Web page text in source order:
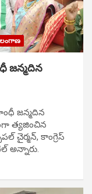
జ‌న్మ‌దిన
జ‌న్మ‌దిన
త్య‌జించిన
చైర్మ‌న్, కాంగ్రెస్
అన్నారు.